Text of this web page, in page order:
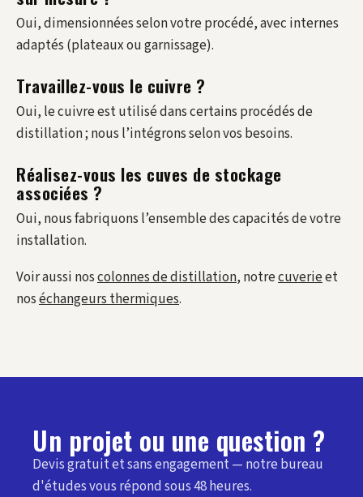
Oui, dimensionnées selon votre procédé, avec internes
adaptés (plateaux ou garnissage).
Travaillez-vous le cuivre ?
Oui, le cuivre est utilisé dans certains procédés de
distillation ; nous l’intégrons selon vos besoins.
Réalisez-vous les cuves de stockage
associées ?
Oui, nous fabriquons l’ensemble des capacités de votre
installation.
Voir aussi noscolonnes de distillation, notrecuverieet
noséchangeurs thermiques.
Un projet ou une question ?
Devis gratuit et sans engagement — notre bureau
d'études vous répond sous 48 heures.